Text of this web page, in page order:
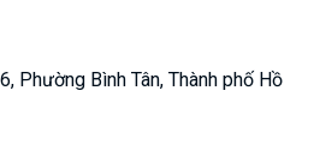
Phường Bình Tân, Thành phố Hồ